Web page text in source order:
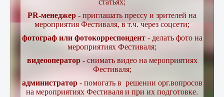
статьях;
PR-менеджер - приглашать прессу и зрителей на
мероприятия Фестиваля, в т.ч. через соцсети;
фотограф или фотокорреспондент- делать фото на
мероприятиях Фестиваля;
видеооператор- снимать видео на мероприятиях
Фестиваля;
администратор- помогать в решении орг.вопросов
на мероприятиях Фестиваля и при их подготовке.